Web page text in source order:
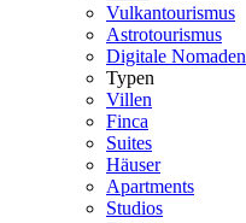
Vulkantourismus
Astrotourismus
Digitale Nomaden
Typen
Villen
Finca
Suites
Häuser
Apartments
Studios